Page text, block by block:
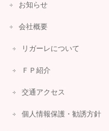
お知らせ
会社概要
リガーレについて
ＦＰ紹介
交通アクセス
個人情報保護・勧誘方針